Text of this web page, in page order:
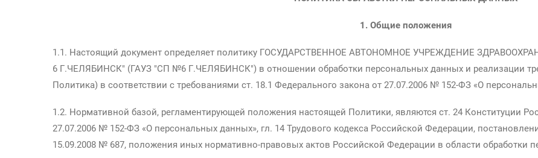
1. Общие положения
1.1. Настоящий документ определяет политику ГОСУДАРСТВЕННОЕ АВТОНОМНОЕ УЧРЕЖДЕНИЕ
6 Г.ЧЕЛЯБИНСК" (ГАУЗ "СП №6 Г.ЧЕЛЯБИНСК") в отношении обработки персональных данных и реализации
Политика) в соответствии с требованиями ст. 18.1 Федерального закона от 27.07.2006 № 152-ФЗ «О
1.2. Нормативной базой, регламентирующей положения настоящей Политики, являются ст. 24 Конституции
27.07.2006 № 152-ФЗ «О персональных данных», гл. 14 Трудового кодекса Российской Федерации,
15.09.2008 № 687, положения иных нормативно-правовых актов Российской Федерации в области обработки